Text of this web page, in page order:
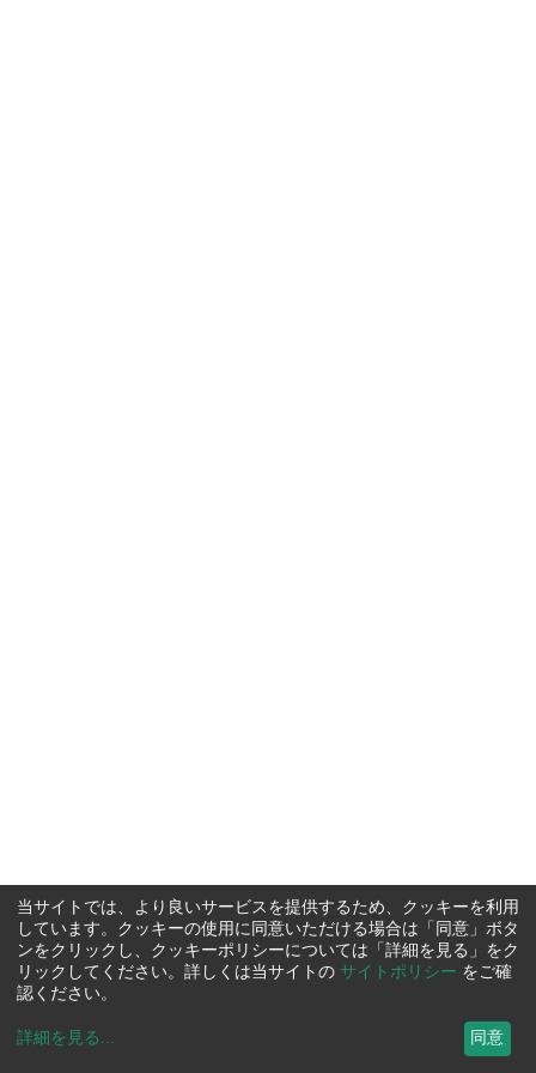
当サイトでは、より良いサービスを提供するため、クッキーを利用
しています。クッキーの使用に同意いただける場合は「同意」ボタ
ンをクリックし、クッキーポリシーについては「詳細を見る」をク
リックしてください。詳しくは当サイトの サイトポリシー をご確
認ください。
詳細を見る ... 同意